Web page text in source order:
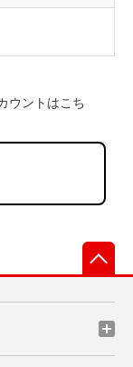
ウントはこち